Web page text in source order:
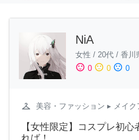
NiA
女性 / 20代 / 香川
sentiment_satisfied 0 sentiment_neutral 0 sentiment_dissatisfied 0
checkroom 美容・ファッション ▸ メイク
【女性限定】コスプレ初